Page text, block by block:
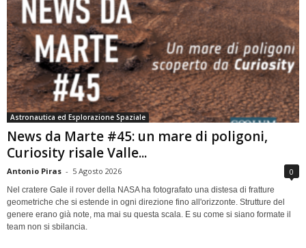
Astronautica ed Esplorazione Spaziale
News da Marte #45: un mare di poligoni,
Curiosity risale Valle...
Antonio Piras - 5 Agosto 2026 0
Nel cratere Gale il rover della NASA ha fotografato una distesa di fratture
geometriche che si estende in ogni direzione fino all'orizzonte. Strutture del
genere erano già note, ma mai su questa scala. E su come si siano formate il
team non si sbilancia.